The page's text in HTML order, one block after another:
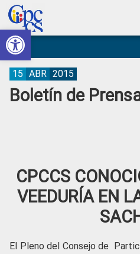
Abrir barra de herramientas
Skip
to
primary
navigation
Skip
to
main
content
Skip
to
primary
sidebar
Skip
to
footer
Consejo
de
Participación
Ciudadana
Construyendo
Poder
Ciudadano
Boletín de
15 ABR 2015
CPCCS
VEEDURÍA EN
El Pleno del Consejo de